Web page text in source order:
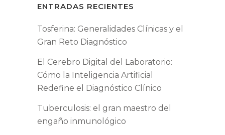
ENTRADAS RECIENTES
Tosferina: Generalidades Clínicas y el
Gran Reto Diagnóstico
El Cerebro Digital del Laboratorio:
Cómo la Inteligencia Artificial
Redefine el Diagnóstico Clínico
Tuberculosis: el gran maestro del
engaño inmunológico